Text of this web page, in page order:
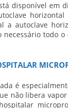
disponível em
a autoclave
todo
é
não libera